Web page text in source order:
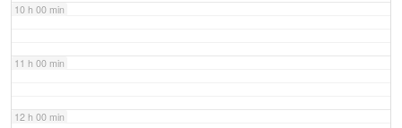
10 h 00 min
11 h 00 min
12 h 00 min